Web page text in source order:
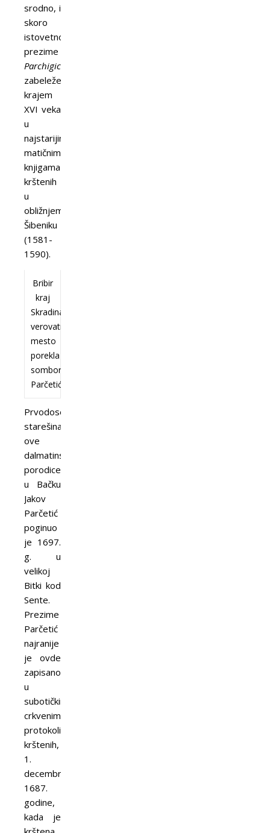
srodno, i
skoro
istovetno,
prezime
Parchigich
zabeleženo
krajem
XVI veka
u
najstarijim
matičnim
knjigama
krštenih
u
obližnjem
Šibeniku
(1581-
1590).
Bribir
kraj
Skradina,
verovatno
mesto
porekla
somborskih
Parčetića
Prvodoseljeni
starešina
ove
dalmatinske
porodice
u Bačku
Jakov
Parčetić
poginuo
je 1697.
g. u
velikoj
Bitki kod
Sente.
Prezime
Parčetić
najranije
je ovde
zapisano
u
subotičkim
crkvenim
protokolima
krštenih,
1.
decembra
1687.
godine,
kada je